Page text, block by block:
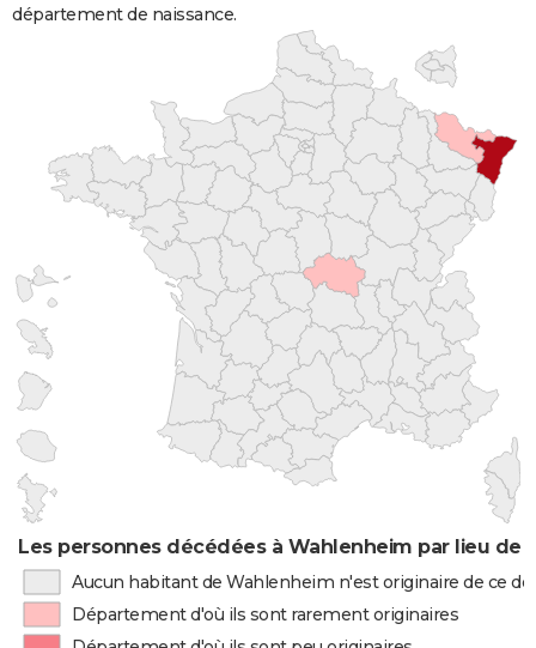
département de naissance.
Les personnes décédées à Wahlenheim par lieu de
Aucun habitant de Wahlenheim n'est originaire de ce
Département d'où ils sont rarement originaires